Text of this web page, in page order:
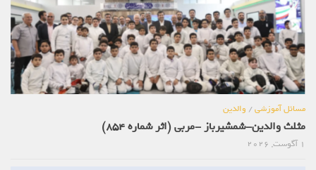
مسائل آموزشی/ والدین
مثلث والدین-شمشیرباز -مربی (اثر شماره 854)
1 آگوست, 2026